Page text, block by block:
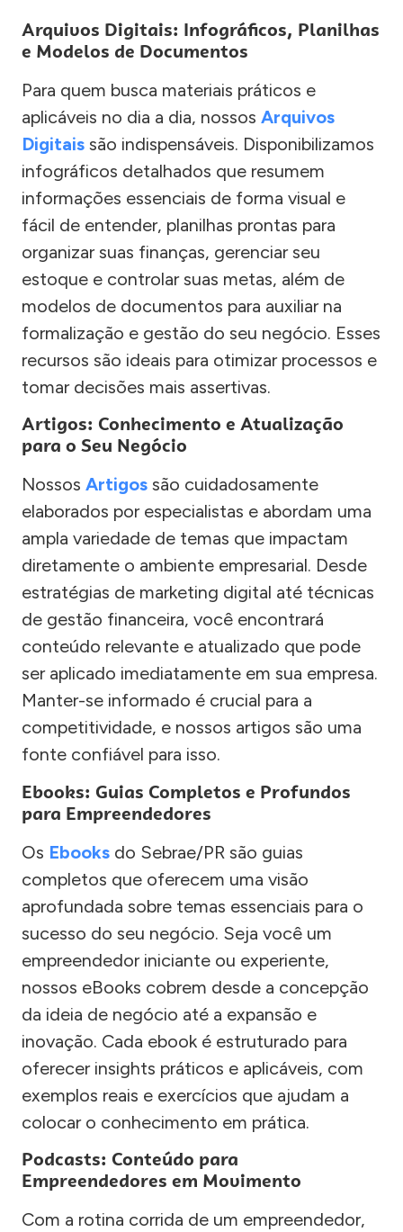
Arquivos Digitais: Infográficos, Planilhas
e Modelos de Documentos
Para quem busca materiais práticos e
aplicáveis no dia a dia, nossos Arquivos
Digitais são indispensáveis. Disponibilizamos
infográficos detalhados que resumem
informações essenciais de forma visual e
fácil de entender, planilhas prontas para
organizar suas finanças, gerenciar seu
estoque e controlar suas metas, além de
modelos de documentos para auxiliar na
formalização e gestão do seu negócio. Esses
recursos são ideais para otimizar processos e
tomar decisões mais assertivas.
Artigos: Conhecimento e Atualização
para o Seu Negócio
Nossos Artigos são cuidadosamente
elaborados por especialistas e abordam uma
ampla variedade de temas que impactam
diretamente o ambiente empresarial. Desde
estratégias de marketing digital até técnicas
de gestão financeira, você encontrará
conteúdo relevante e atualizado que pode
ser aplicado imediatamente em sua empresa.
Manter-se informado é crucial para a
competitividade, e nossos artigos são uma
fonte confiável para isso.
Ebooks: Guias Completos e Profundos
para Empreendedores
Os Ebooks do Sebrae/PR são guias
completos que oferecem uma visão
aprofundada sobre temas essenciais para o
sucesso do seu negócio. Seja você um
empreendedor iniciante ou experiente,
nossos eBooks cobrem desde a concepção
da ideia de negócio até a expansão e
inovação. Cada ebook é estruturado para
oferecer insights práticos e aplicáveis, com
exemplos reais e exercícios que ajudam a
colocar o conhecimento em prática.
Podcasts: Conteúdo para
Empreendedores em Movimento
Com a rotina corrida de um empreendedor,